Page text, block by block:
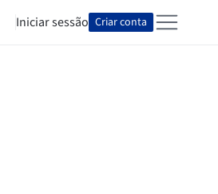
Iniciar sessão Criar conta